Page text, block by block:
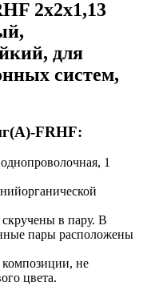
2х2х1,13
для
систем,
FRHF:
1
в пару. В
пары расположены
не
цвета.